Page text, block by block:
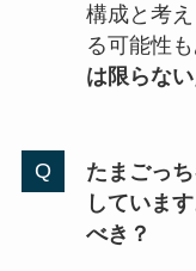
構成と考
る可能性も
は限らない
たまごっ
していま
べき？